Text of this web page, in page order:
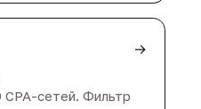
→
сетей. Фильтр